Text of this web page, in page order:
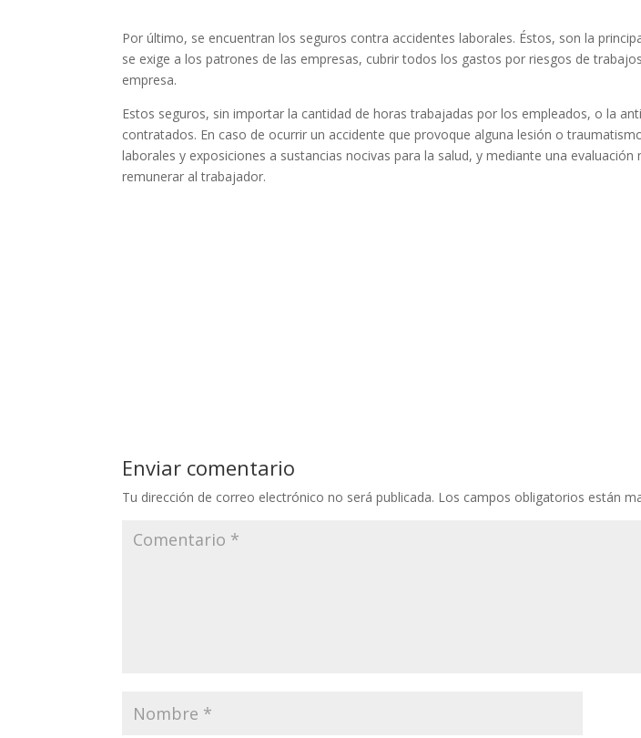
Por último, se encuentran los seguros contra accidentes laborales. Éstos, son la
se exige a los patrones de las empresas, cubrir todos los gastos por riesgos de
empresa.
Estos seguros, sin importar la cantidad de horas trabajadas por los empleados, o la
contratados. En caso de ocurrir un accidente que provoque alguna lesión o
laborales y exposiciones a sustancias nocivas para la salud, y mediante una
remunerar al trabajador.
Enviar comentario
Tu dirección de correo electrónico no será publicada. Los campos obligatorios están